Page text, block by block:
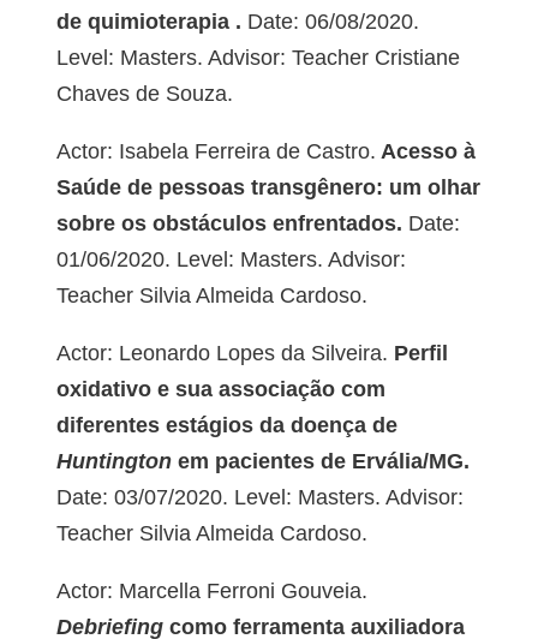
de quimioterapia . Date: 06/08/2020.
Level: Masters. Advisor: Teacher Cristiane
Chaves de Souza.
Actor: Isabela Ferreira de Castro. Acesso à
Saúde de pessoas transgênero: um olhar
sobre os obstáculos enfrentados. Date:
01/06/2020. Level: Masters. Advisor:
Teacher Silvia Almeida Cardoso.
Actor: Leonardo Lopes da Silveira. Perfil
oxidativo e sua associação com
diferentes estágios da doença de
Huntingtonem pacientes de Ervália/MG.
Date: 03/07/2020. Level: Masters. Advisor:
Teacher Silvia Almeida Cardoso.
Actor: Marcella Ferroni Gouveia.
Debriefing como ferramenta auxiliadora